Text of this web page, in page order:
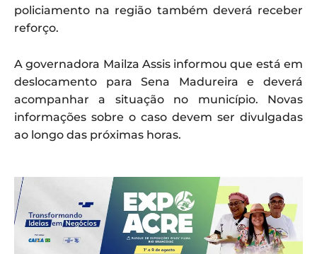
policiamento na região também deverá receber
reforço.
A governadora Mailza Assis informou que está em
deslocamento para Sena Madureira e deverá
acompanhar a situação no município. Novas
informações sobre o caso devem ser divulgadas
ao longo das próximas horas.